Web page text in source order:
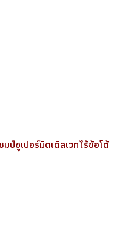
ป์ซูเปอร์มิดเดิลเวทไร้ข้อโต้